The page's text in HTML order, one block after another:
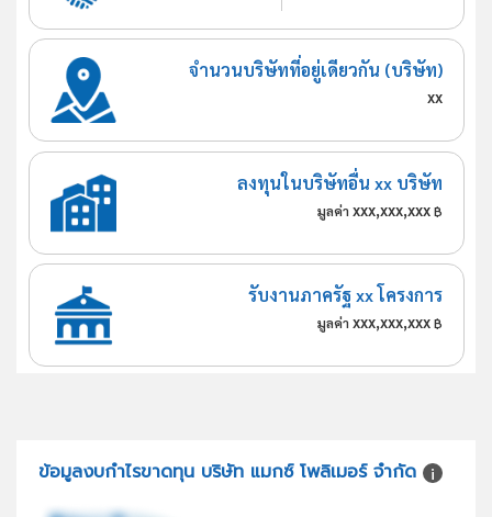
จำนวนบริษัทที่อยู่เดียวกัน (บริษัท)
xx
ลงทุนในบริษัทอื่น xx บริษัท
มูลค่า xxx,xxx,xxx ฿
รับงานภาครัฐ xx โครงการ
มูลค่า xxx,xxx,xxx ฿
ข้อมูลงบกำไรขาดทุน บริษัท แมกซ์ โพลิเมอร์ จำกัด